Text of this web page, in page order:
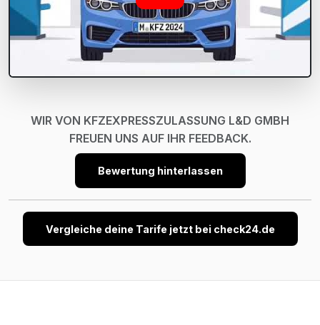
WIR VON KFZEXPRESSZULASSUNG L&D GMBH
FREUEN UNS AUF IHR FEEDBACK.
Bewertung hinterlassen
Vergleiche deine Tarife jetzt bei check24.de